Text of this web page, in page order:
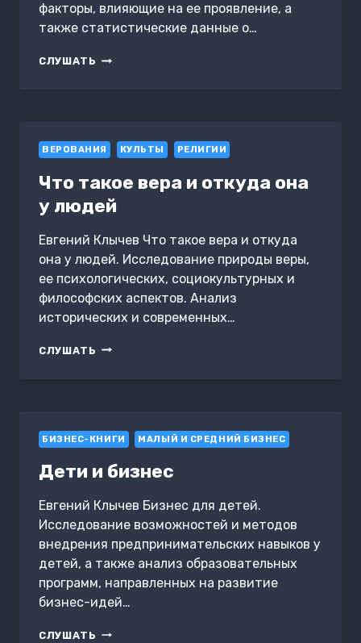
факторы, влияющие на ее проявление, а
также статистические данные о…
СЛУШАТЬ КАКОВА
ВЕРОВАНИЯ КУЛЬТЫ РЕЛИГИИ
Что такое вера и откуда она
у людей
Евгений Клычев Что такое вера и откуда
она у людей. Исследование природы веры,
ее психологических, социокультурных и
философских аспектов. Анализ
исторических и современных…
СЛУШАТЬ ЧТО
У
БИЗНЕС-КНИГИ МАЛЫЙ И СРЕДНИЙ БИЗНЕС
Дети и бизнес
Евгений Клычев Бизнес для детей.
Исследование возможностей и методов
внедрения предпринимательских навыков у
детей, а также анализ образовательных
программ, направленных на развитие
бизнес-идей…
СЛУШАТЬ ДЕТИ